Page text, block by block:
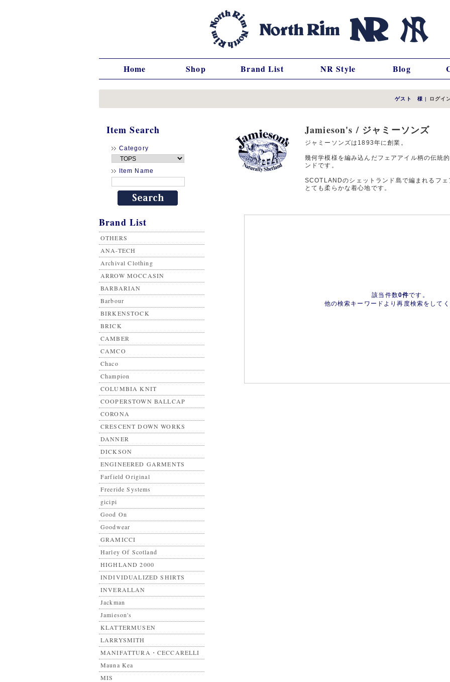
Home Shop Brand List NR Style Blog
ゲスト 様 | ログイ
Item Search
Category
Item Name
Brand List
OTHERS
ANA-TECH
Archival Clothing
ARROW MOCCASIN
BARBARIAN
Barbour
BIRKENSTOCK
BRICK
CAMBER
CAMCO
Chaco
Champion
COLUMBIA KNIT
COOPERSTOWN BALLCAP
CORONA
CRESCENT DOWN WORKS
DANNER
DICKSON
ENGINEERED GARMENTS
Farfield Original
Freeride Systems
gicipi
Good On
Goodwear
GRAMICCI
Harley Of Scotland
HIGHLAND 2000
INDIVIDUALIZED SHIRTS
INVERALLAN
Jackman
Jamieson's
KLATTERMUSEN
LARRYSMITH
MANIFATTURA・CECCARELLI
Mauna Kea
MIS
Jamieson's / ジャミーソンズ
ジャミーソンズは1893年に創業。
幾何学模様を編み込んだフェアアイル柄の伝統
ンドです。
SCOTLANDのシェットランド島で編まれるフ
とても柔らかな着心地です。
該当件数0件です。
他の検索キーワードより再度検索をして